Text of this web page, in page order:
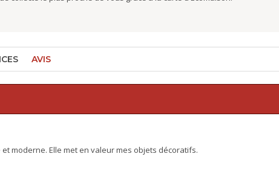
AVIS
et moderne. Elle met en valeur mes objets décoratifs.